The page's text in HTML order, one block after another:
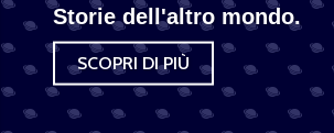
Storie dell'altro mondo.
SCOPRI DI PIÙ
SCONTO